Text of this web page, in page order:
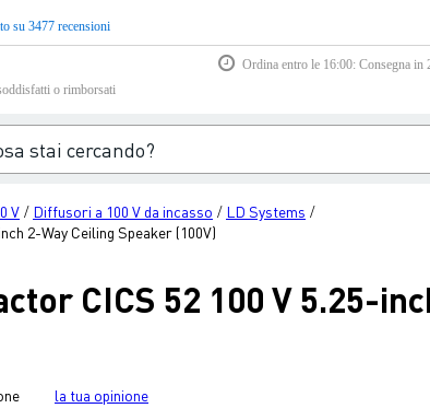
su 3477 recensioni
Ordina entro le 16:00: Consegna
o rimborsati
V / Diffusori a 100 V da incasso / LD Systems /
2-Way Ceiling Speaker (100V)
CICS 52 100 V 5.25-
la tua opinione